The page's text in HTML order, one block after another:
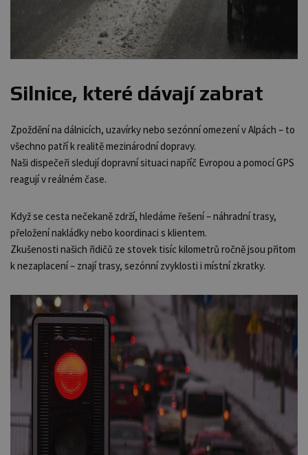
Silnice, které dávají zabrat
Zpoždění na dálnicích, uzavírky nebo sezónní omezení v Alpách – to
všechno patří k realitě mezinárodní dopravy.
Naši dispečeři sledují dopravní situaci napříč Evropou a pomocí GPS
reagují v reálném čase.
Když se cesta nečekaně zdrží, hledáme řešení – náhradní trasy,
přeložení nakládky nebo koordinaci s klientem.
Zkušenosti našich řidičů ze stovek tisíc kilometrů ročně jsou přitom
k nezaplacení – znají trasy, sezónní zvyklosti i místní zkratky.